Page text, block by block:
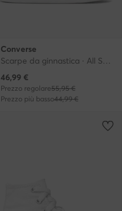
Converse
Scarpe da ginnastica · All Star · Bianco
Prezzo attuale
46,99 €
Prezzo regolare55,95 €
Prezzo più basso44,99 €